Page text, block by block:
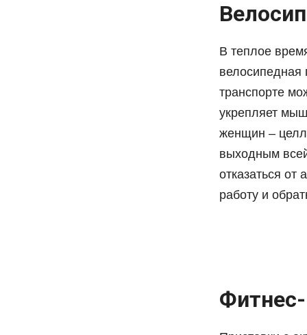
В теплое
велосипедная
транспорте
укрепляет
женщин –
выходным
отказаться
работу и